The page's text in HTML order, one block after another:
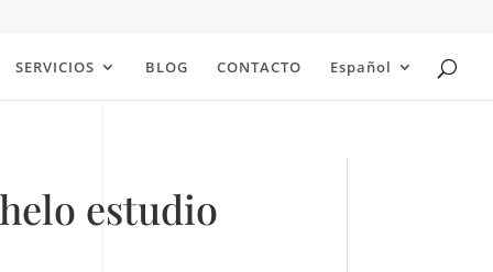
SERVICIOS BLOG CONTACTO Español
estudio